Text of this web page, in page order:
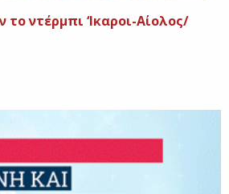
το ντέρμπι ‘Ικαροι-Αίολος/